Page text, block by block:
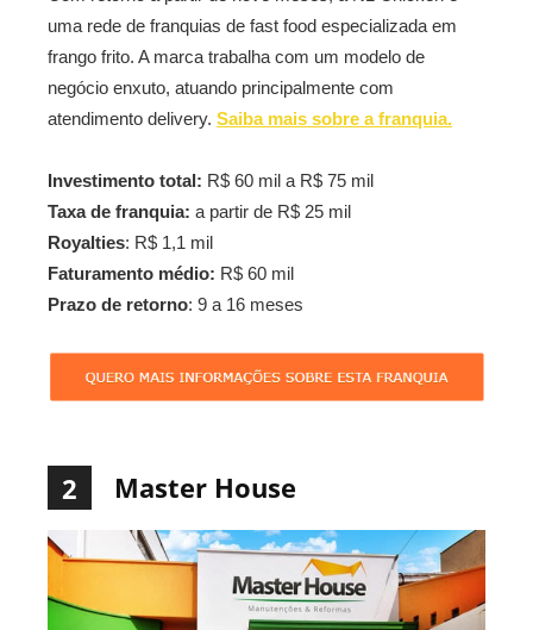
uma rede de franquias de fast food especializada em
frango frito. A marca trabalha com um modelo de
negócio enxuto, atuando principalmente com
atendimento delivery. Saiba mais sobre a franquia.
Investimento total: R$ 60 mil a R$ 75 mil
Taxa de franquia: a partir de R$ 25 mil
Royalties: R$ 1,1 mil
Faturamento médio: R$ 60 mil
Prazo de retorno: 9 a 16 meses
2 Master House